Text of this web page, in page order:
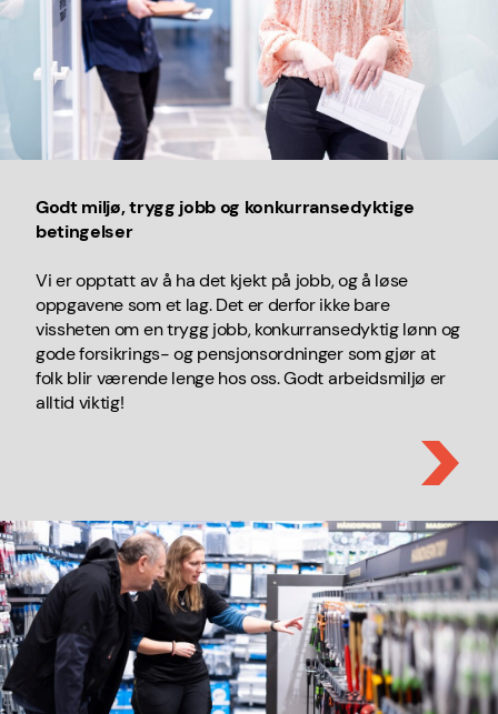
Godt miljø, trygg jobb og konkurransedyktige
betingelser
Vi er opptatt av å ha det kjekt på jobb, og å løse
oppgavene som et lag. Det er derfor ikke bare
vissheten om en trygg jobb, konkurransedyktig lønn og
gode forsikrings- og pensjonsordninger som gjør at
folk blir værende lenge hos oss. Godt arbeidsmiljø er
alltid viktig!